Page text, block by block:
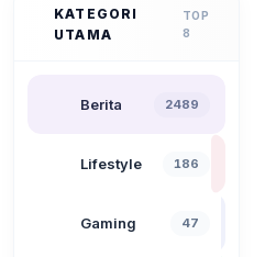
KATEGORI
UTAMA
TOP
8
Berita 2489
Lifestyle 186
Gaming 47